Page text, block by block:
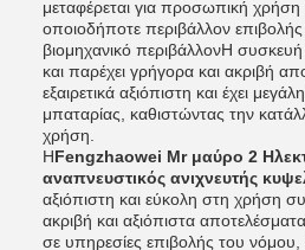
μεταφέρεται για προσωπική
οποιοδήποτε περιβάλλον
βιομηχανικό περιβάλλονΗ
και παρέχει γρήγορα και ακριβή
εξαιρετικά αξιόπιστη και έχει
μπαταρίας, καθιστώντας την
χρήση.
ΗFengzhaowei Mr μαύρο 2
αναπνευστικός ανιχνευτής
αξιόπιστη και εύκολη στη χρήση
ακριβή και αξιόπιστα
σε υπηρεσίες επιβολής του νόμου,